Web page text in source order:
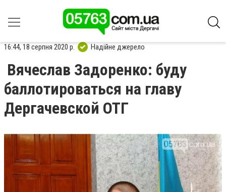
16:44, 18 серпня 2020 р. Надійне джерело
Вячеслав Задоренко: буду
баллотироваться на главу
Дергачевской ОТГ